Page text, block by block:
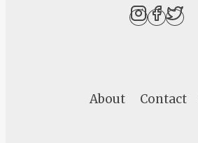
About Contact